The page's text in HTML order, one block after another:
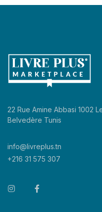
22 Rue Amine Abbasi 1002
Belvedère Tunis
info@livreplus.tn
+216 31 575 307